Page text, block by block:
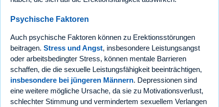
Psychische Faktoren
Auch psychische Faktoren können zu Erektionsstörungen
beitragen. Stress und Angst, insbesondere Leistungsangst
oder arbeitsbedingter Stress, können mentale Barrieren
schaffen, die die sexuelle Leistungsfähigkeit beeinträchtigen,
insbesondere bei jüngeren Männern. Depressionen sind
eine weitere mögliche Ursache, da sie zu Motivationsverlust,
schlechter Stimmung und vermindertem sexuellem Verlangen